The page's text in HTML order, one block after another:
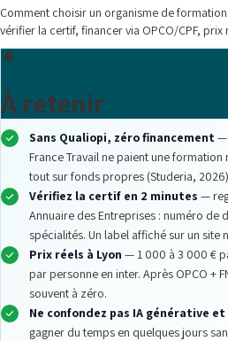
Comment choisir un organisme de
vérifier la certif, financer via OPCO/CPF, prix
À retenir
Sans Qualiopi, zéro financement—
France Travail ne paient une
tout sur fonds propres (Studeria,
Vérifiez la certif en 2 minutes —
Annuaire des Entreprises : numéro de
spécialités. Un label affiché sur un site
Prix réels à Lyon — 1 000 à 3 000 €
par personne en inter. Après OPCO +
souvent à zéro.
Ne confondez pas IA générative
gagner du temps en quelques jours